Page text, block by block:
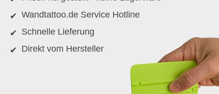
Wandtattoo.de Service Hotline
Schnelle Lieferung
Direkt vom Hersteller